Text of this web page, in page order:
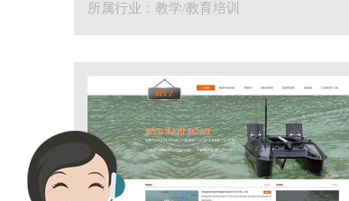
所属行业：教学/教育培训